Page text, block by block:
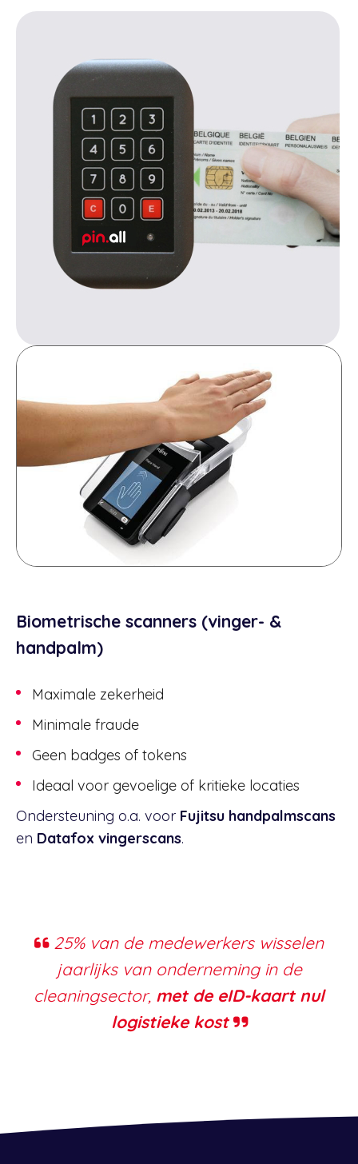
Biometrische scanners (vinger- &
handpalm)
Maximale zekerheid
Minimale fraude
Geen badges of tokens
Ideaal voor gevoelige of kritieke locaties
Ondersteuning o.a. voor Fujitsu handpalmscans
en Datafox vingerscans.
25% van de medewerkers wisselen
jaarlijks van onderneming in de
cleaningsector, met de eID-kaart nul
logistieke kost